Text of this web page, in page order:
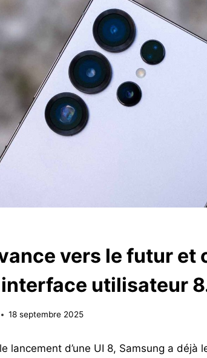
vers le futur et
interface utilisateur
18 septembre 2025
lancement d’une UI 8, Samsung a déjà